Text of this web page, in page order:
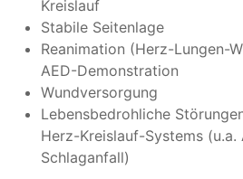
Kreislauf
Stabile Seitenlage
Reanimation (Herz-Lungen-
AED-Demonstration
Wundversorgung
Lebensbedrohliche
Herz-Kreislauf-Systems
Schlaganfall)